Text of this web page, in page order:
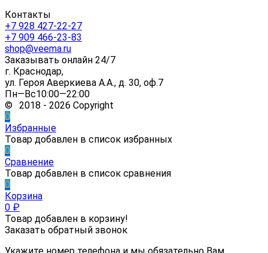
Контакты
+7 928 427-22-27
+7 909 466-23-83
shop@veema.ru
Заказывать онлайн 24/7
г. Краснодар,
ул. Героя Аверкиева А.А., д. 30, оф.7
Пн—Вс10:00—22:00
© 2018 - 2026 Copyright
0
Избранные
Товар добавлен в список избранных
0
Сравнение
Товар добавлен в список сравнения
0
Корзина
0 ₽
Товар добавлен в корзину!
Заказать обратный звонок
Укажите номер телефона и мы обязательно Вам